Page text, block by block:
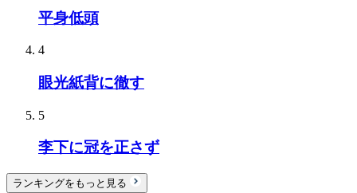
平身低頭
4
眼光紙背に徹す
5
李下に冠を正さず
ランキングをもっと見る